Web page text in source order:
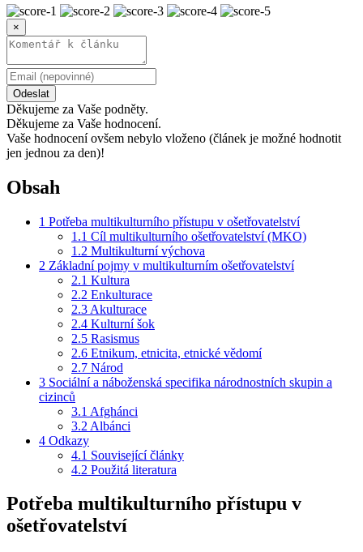
×
Odeslat
Děkujeme za Vaše podněty.
Děkujeme za Vaše hodnocení.
Vaše hodnocení ovšem nebylo vloženo (článek je možné hodnotit
jen jednou za den)!
Obsah
1 Potřeba multikulturního přístupu v ošetřovatelství
1.1 Cíl multikulturního ošetřovatelství (MKO)
1.2 Multikulturní výchova
2 Základní pojmy v multikulturním ošetřovatelství
2.1 Kultura
2.2 Enkulturace
2.3 Akulturace
2.4 Kulturní šok
2.5 Rasismus
2.6 Etnikum, etnicita, etnické vědomí
2.7 Národ
3 Sociální a náboženská specifika národnostních skupin a
cizinců
3.1 Afghánci
3.2 Albánci
4 Odkazy
4.1 Související články
4.2 Použitá literatura
Potřeba multikulturního přístupu v
ošetřovatelství